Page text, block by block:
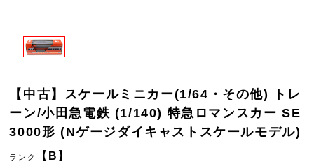
【中古】スケールミニカー(1/64・その他) トレ
ーン/小田急電鉄 (1/140) 特急ロマンスカー SE
3000形 (Nゲージダイキャストスケールモデル)
ランク 【B】